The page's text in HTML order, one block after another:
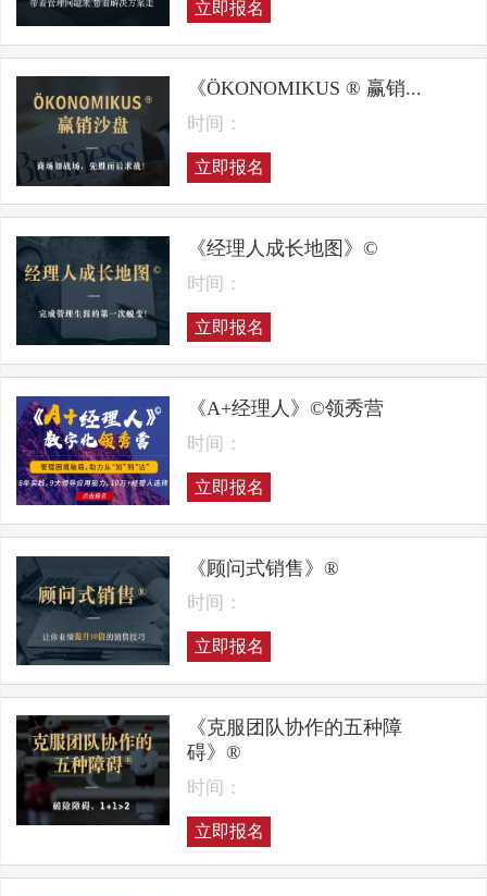
立即报名
《ÖKONOMIKUS ® 赢销...
时间：
立即报名
《经理人成长地图》©
时间：
立即报名
《A+经理人》©领秀营
时间：
立即报名
《顾问式销售》®
时间：
立即报名
《克服团队协作的五种障
碍》®
时间：
立即报名